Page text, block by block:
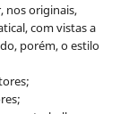
nos originais,
com vistas a
porém, o estilo